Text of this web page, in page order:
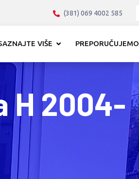
(381) 069 4002 585
VIŠE PREPORUČUJEMO
H 2004-